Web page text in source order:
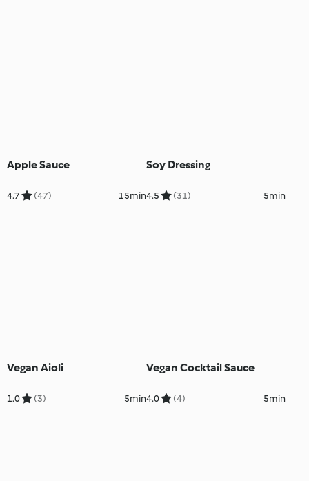
Apple Sauce
4.7 (47) 15min
Soy Dressing
4.5 (31) 5min
Vegan Aioli
1.0 (3) 5min
Vegan Cocktail Sauce
4.0 (4) 5min